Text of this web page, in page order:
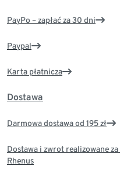
PayPo – zapłać za 30 dni
Paypal
Karta płatnicza
Dostawa
Darmowa dostawa od 195 zł
Dostawa i zwrot realizowane
Rhenus